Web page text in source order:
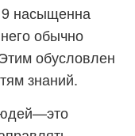
насыщенна
обычно
обусловлен
знаний.